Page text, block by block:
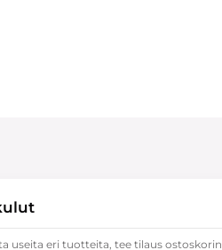
useita eri tuotteita, tee tilaus ostoskorin